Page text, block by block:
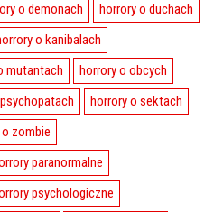
o demonach
horrory o duchach
o kanibalach
mutantach
horrory o obcych
horrory o sektach
zombie
paranormalne
psychologiczne